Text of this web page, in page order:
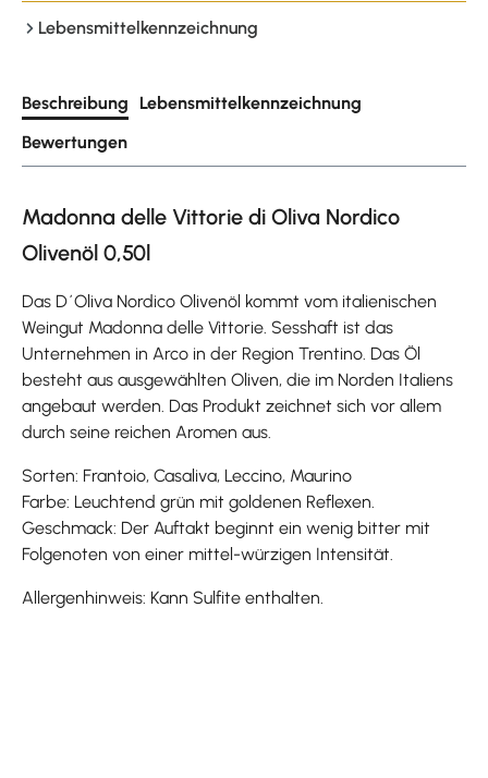
Lebensmittelkennzeichnung
Beschreibung
Lebensmittelkennzeichnung
Bewertungen
Madonna delle Vittorie di Oliva Nordico
Olivenöl 0,50l
Das D´Oliva Nordico Olivenöl kommt vom italienischen
Weingut Madonna delle Vittorie. Sesshaft ist das
Unternehmen in Arco in der Region Trentino. Das Öl
besteht aus ausgewählten Oliven, die im Norden Italiens
angebaut werden. Das Produkt zeichnet sich vor allem
durch seine reichen Aromen aus.
Sorten: Frantoio, Casaliva, Leccino, Maurino
Farbe: Leuchtend grün mit goldenen Reflexen.
Geschmack: Der Auftakt beginnt ein wenig bitter mit
Folgenoten von einer mittel-würzigen Intensität.
Allergenhinweis: Kann Sulfite enthalten.